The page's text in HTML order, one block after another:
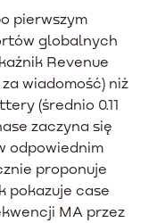
pierwszym
globalnych
Revenue
wiadomość) niż
(średnio 0.11
zaczyna się
odpowiednim
proponuje
pokazuje case
MA przez